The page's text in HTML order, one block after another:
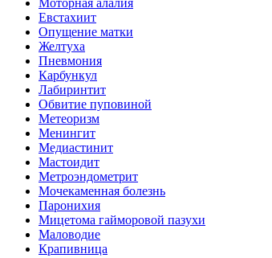
Моторная алалия
Евстахиит
Опущение матки
Желтуха
Пневмония
Карбункул
Лабиринтит
Обвитие пуповиной
Метеоризм
Менингит
Медиастинит
Мастоидит
Метроэндометрит
Мочекаменная болезнь
Паронихия
Мицетома гайморовой пазухи
Маловодие
Крапивница